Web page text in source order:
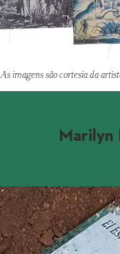
As imagens são cortesia da
Marilyn